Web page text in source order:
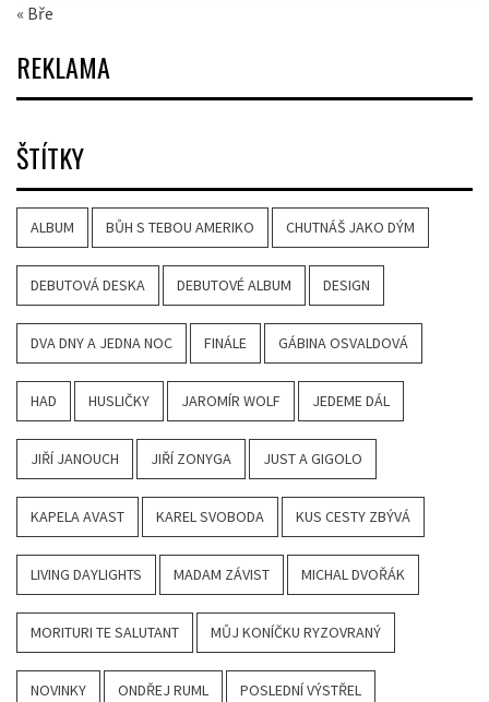
« Bře
REKLAMA
ŠTÍTKY
ALBUM BŮH S TEBOU AMERIKO CHUTNÁŠ JAKO DÝM
DEBUTOVÁ DESKA DEBUTOVÉ ALBUM DESIGN
DVA DNY A JEDNA NOC FINÁLE GÁBINA OSVALDOVÁ
HAD HUSLIČKY JAROMÍR WOLF JEDEME DÁL
JIŘÍ JANOUCH JIŘÍ ZONYGA JUST A GIGOLO
KAPELA AVAST KAREL SVOBODA KUS CESTY ZBÝVÁ
LIVING DAYLIGHTS MADAM ZÁVIST MICHAL DVOŘÁK
MORITURI TE SALUTANT MŮJ KONÍČKU RYZOVRANÝ
NOVINKY ONDŘEJ RUML POSLEDNÍ VÝSTŘEL